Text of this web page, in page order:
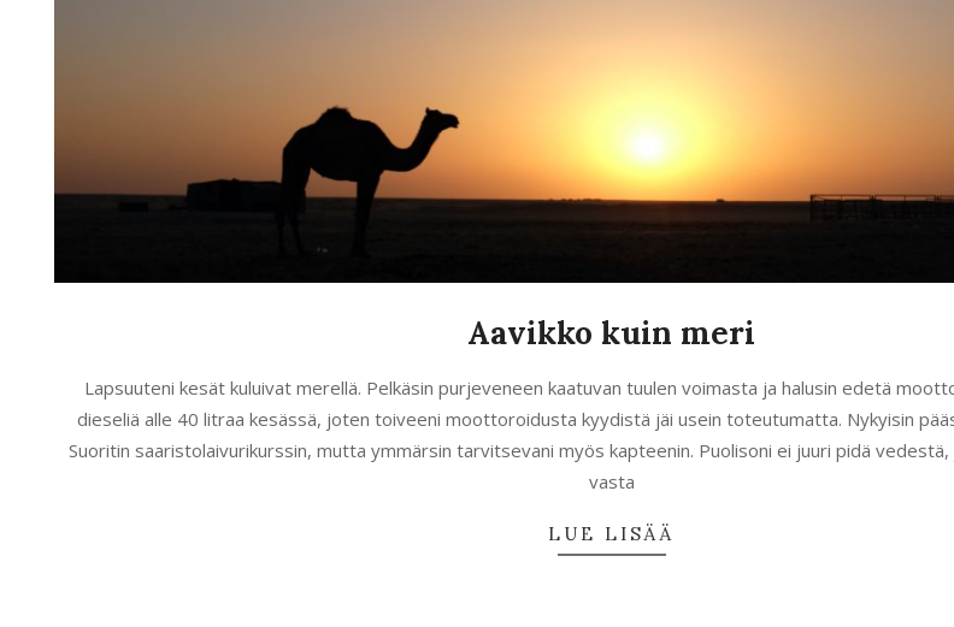
Aavikko kuin meri
Lapsuuteni kesät kuluivat merellä. Pelkäsin purjeveneen kaatuvan tuulen voimasta ja halusin edetä
dieseliä alle 40 litraa kesässä, joten toiveeni moottoroidusta kyydistä jäi usein toteutumatta. Nykyisin
Suoritin saaristolaivurikurssin, mutta ymmärsin tarvitsevani myös kapteenin. Puolisoni ei juuri pidä
vasta
LUE LISÄÄ